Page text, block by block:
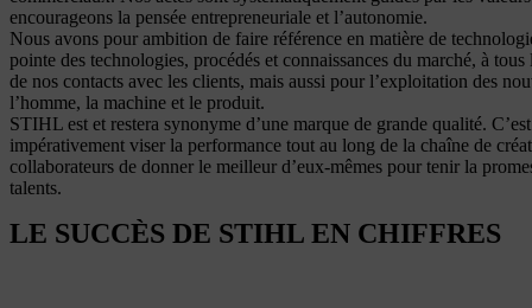
encourageons la pensée entrepreneuriale et l’autonomie.
Nous avons pour ambition de faire référence en matière de
pointe des technologies, procédés et connaissances du marché, à
de nos contacts avec les clients, mais aussi pour l’exploitation des
l’homme, la machine et le produit.
STIHL est et restera synonyme d’une marque de grande qualité.
impérativement viser la performance tout au long de la chaîne de
collaborateurs de donner le meilleur d’eux-mêmes pour tenir la
talents.
LE SUCCÈS DE STIHL EN CHIFFRES